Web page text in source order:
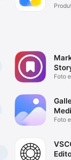
Foto
Foto